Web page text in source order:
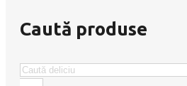
Caută produse
Search